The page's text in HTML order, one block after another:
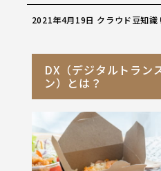
2021年4月19日 クラウド豆知識
DX（デジタルトラン
ン）とは？